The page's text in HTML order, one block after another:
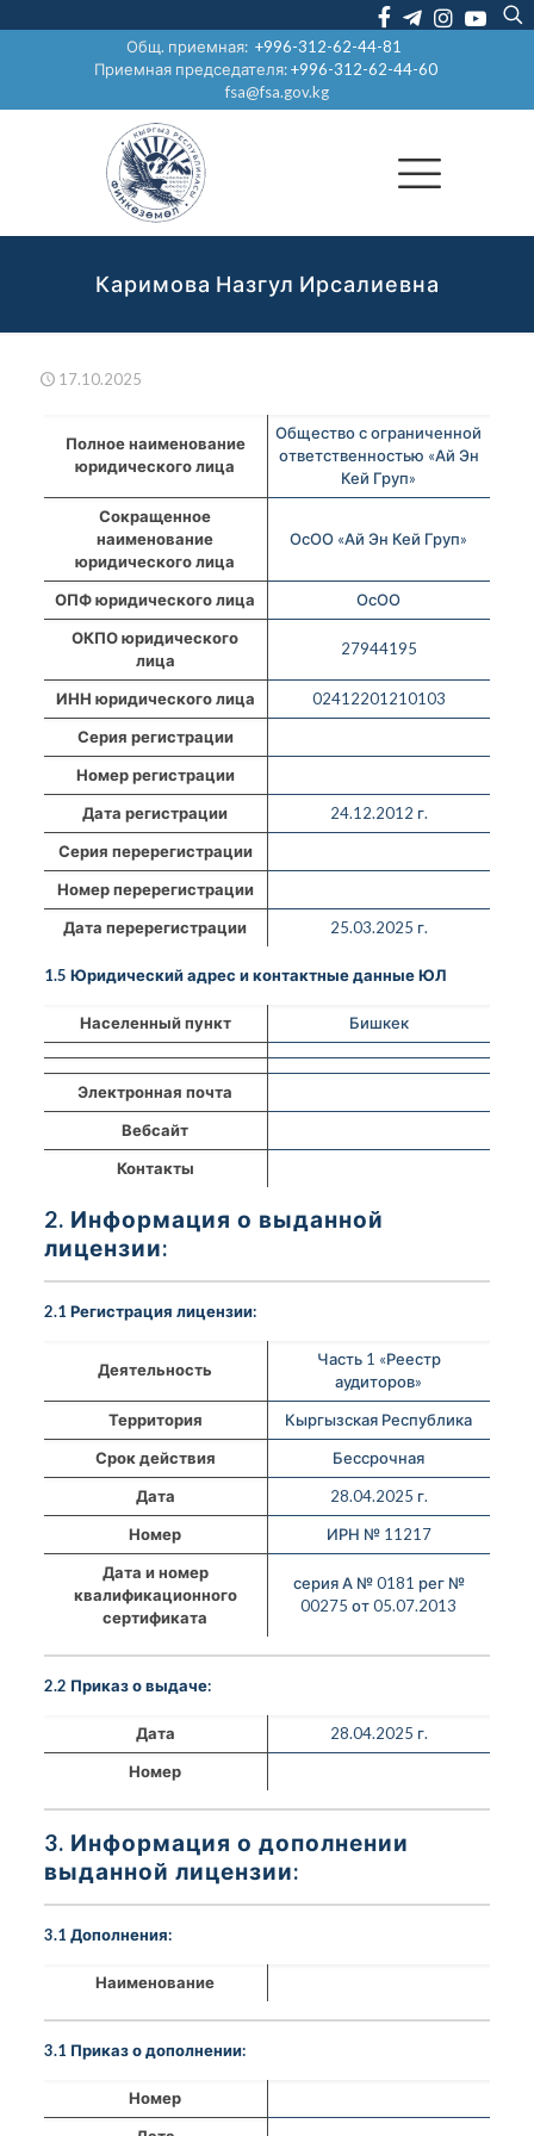
Общ. приемная:+996-312-62-44-81
Приемная председателя:+996-312-62-44-60
fsa@fsa.gov.kg
Каримова Назгул Ирсалиевна
17.10.2025
Полное наименование
юридического лица
Общество с ограниченной
ответственностью «Ай Эн
Кей Груп»
Сокращенное
наименование
юридического лица
ОсОО «Ай Эн Кей Груп»
ОПФ юридического лица
ОсОО
ОКПО юридического
лица
27944195
ИНН юридического лица
02412201210103
Серия регистрации
Номер регистрации
Дата регистрации
24.12.2012 г.
Серия перерегистрации
Номер перерегистрации
Дата перерегистрации
25.03.2025 г.
1.5 Юридический адрес и контактные данные ЮЛ
Населенный пункт Бишкек
Электронная почта
Вебсайт
Контакты
2. Информация о выданной
лицензии:
2.1 Регистрация лицензии:
Деятельность
Часть 1 «Реестр
аудиторов»
Территория
Кыргызская Республика
Срок действия
Бессрочная
Дата
28.04.2025 г.
Номер
ИРН № 11217
Дата и номер
квалификационного
сертификата
серия А № 0181 рег №
00275 от 05.07.2013
2.2 Приказ о выдаче:
Дата
28.04.2025 г.
Номер
3. Информация о дополнении
выданной лицензии:
3.1 Дополнения:
Наименование
3.1 Приказ о дополнении:
Номер